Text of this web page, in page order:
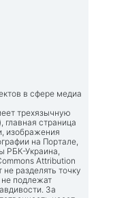
в сфере медиа
трехязычную
страница
изображения
на Портале,
РБК-Украина,
Attribution
разделять точку
подлежат
За